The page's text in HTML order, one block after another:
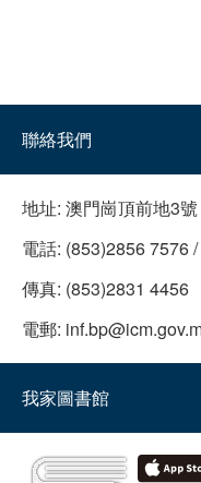
聯絡我們
地址: 澳門崗頂前地3號
電話: (853)2856 7576
傳真: (853)2831 4456
電郵:
我家圖書館